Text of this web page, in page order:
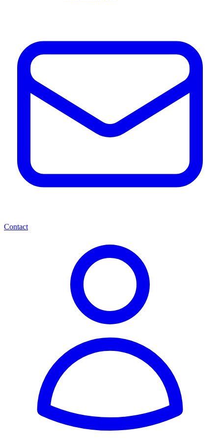
Contact